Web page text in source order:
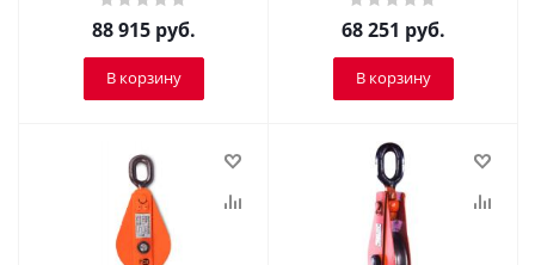
88 915 руб.
В корзину
68 251 руб.
В корзину